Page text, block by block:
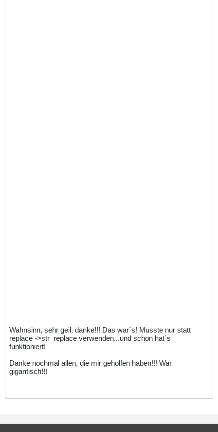
Wahnsinn, sehr geil, danke!!! Das war´s! Musste nur statt
replace ->str_replace verwenden...und schon hat´s
funktioniert!
Danke nochmal allen, die mir geholfen haben!!! War
gigantisch!!!